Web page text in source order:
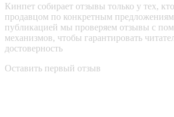
Кинпет собирает отзывы только у тех,
продавцом по конкретным
публикацией мы проверяем отзывы с
механизмов, чтобы гарантировать
достоверность
Оставить первый отзыв